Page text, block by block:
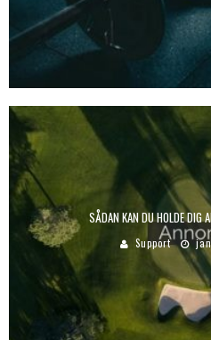
SÅDAN KAN DU HOLDE DIG
Support